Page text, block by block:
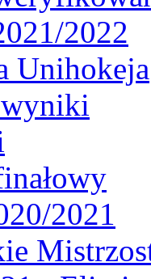
2022
Unihokeja
2021